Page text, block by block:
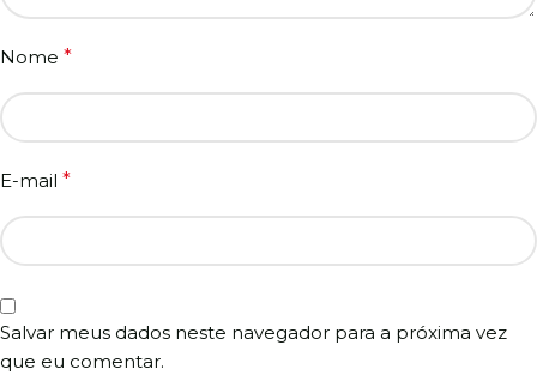
Nome *
E-mail *
Salvar meus dados neste navegador para a próxima vez
que eu comentar.